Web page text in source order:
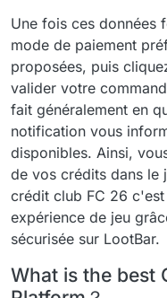
Une fois ces données
mode de paiement
proposées, puis
valider votre
fait généralement en
notification vous
disponibles. Ainsi,
de vos crédits dans le
crédit club FC 26
expérience de jeu
sécurisée sur LootBar.
What is the best